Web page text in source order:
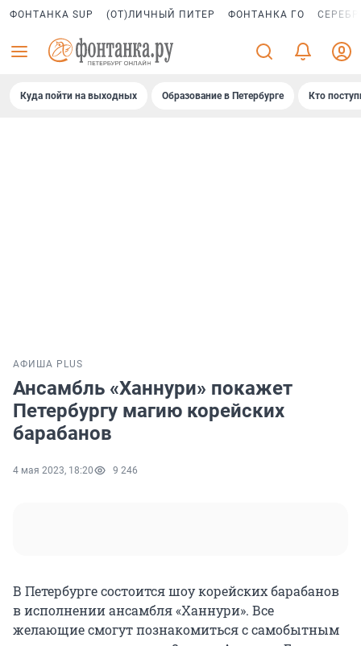
ФОНТАНКА SUP (ОТ)ЛИЧНЫЙ ПИТЕР ФОНТАНКА ГО
Куда пойти на выходных Образование в Петербурге Кто
АФИША PLUS
Ансамбль «Ханнури» покажет
Петербургу магию корейских
барабанов
4 мая 2023, 18:20 9 246
В Петербурге состоится шоу корейских барабанов
в исполнении ансамбля «Ханнури». Все
желающие смогут познакомиться с самобытным